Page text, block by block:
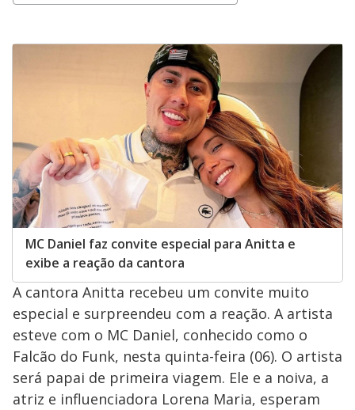
MC Daniel faz convite especial para Anitta e
exibe a reação da cantora
A cantora Anitta recebeu um convite muito
especial e surpreendeu com a reação. A artista
esteve com o MC Daniel, conhecido como o
Falcão do Funk, nesta quinta-feira (06). O artista
será papai de primeira viagem. Ele e a noiva, a
atriz e influenciadora Lorena Maria, esperam